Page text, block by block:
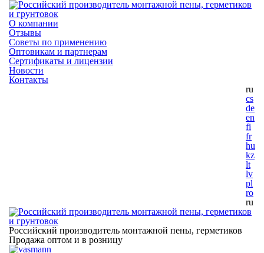
О компании
Отзывы
Советы по применению
Оптовикам и партнерам
Сертификаты и лицензии
Новости
Контакты
ru
cs
de
en
fi
fr
hu
kz
lt
lv
pl
ro
ru
Российский производитель монтажной пены, герметиков
Продажа оптом и в розницу